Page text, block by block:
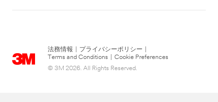
法務情報 プライバシーポリシー
Terms and Conditions
Cookie Preferences
© 3M 2026. All Rights Reserved.